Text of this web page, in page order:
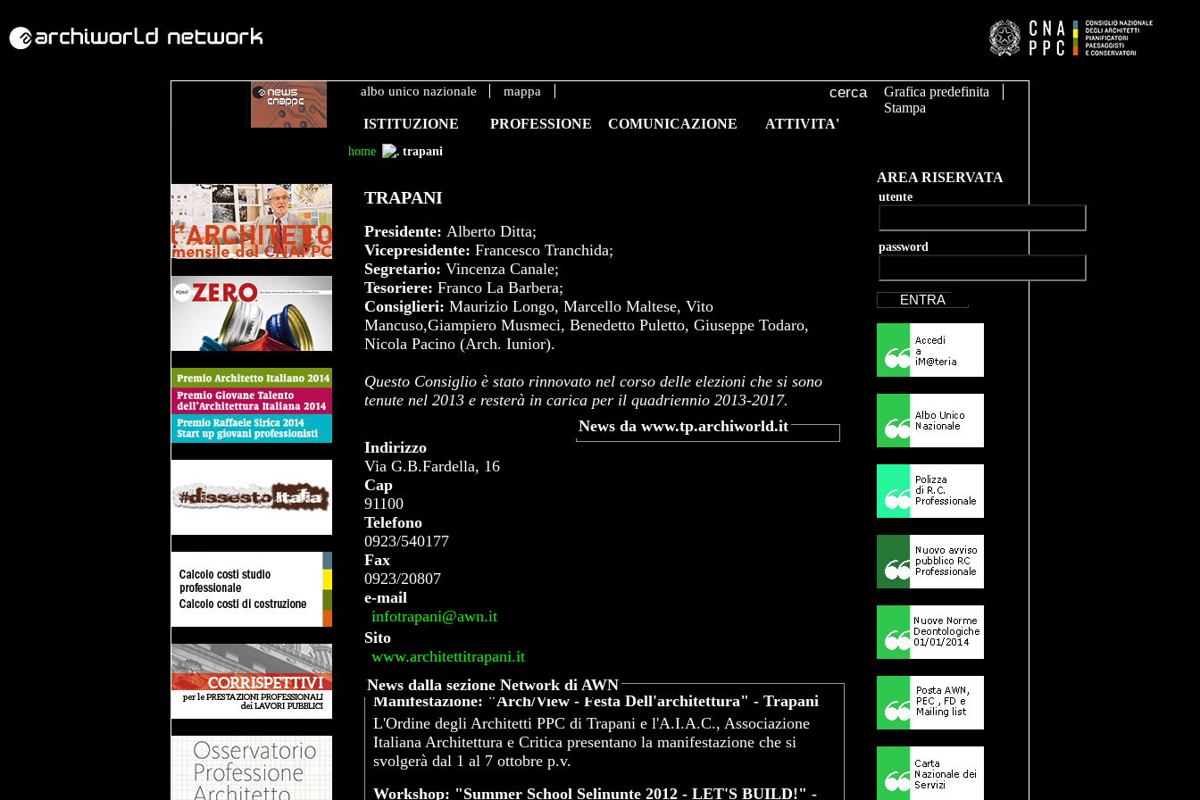
albo unico nazionale mappa
ISTITUZIONE PROFESSIONE COMUNICAZIONE ATTIVITA'
Grafica predefinita
Stampa
home trapani
TRAPANI
Presidente: Alberto Ditta;
Vicepresidente: Francesco Tranchida;
Segretario: Vincenza Canale;
Tesoriere: Franco La Barbera;
Consiglieri: Maurizio Longo, Marcello Maltese, Vito
Mancuso,Giampiero Musmeci, Benedetto Puletto, Giuseppe Todaro,
Nicola Pacino (Arch. Iunior).
Questo Consiglio è stato rinnovato nel corso delle elezioni che si sono
tenute nel 2013 e resterà in carica per il quadriennio 2013-2017.
Indirizzo
Via G.B.Fardella, 16
Cap
91100
Telefono
0923/540177
Fax
0923/20807
e-mail
infotrapani@awn.it
Sito
www.architettitrapani.it
News da www.tp.archiworld.it
News dalla sezione Network di AWN
Manifestazione: "Arch/View - Festa Dell'architettura" - Trapani
L'Ordine degli Architetti PPC di Trapani e l'A.I.A.C., Associazione
Italiana Architettura e Critica presentano la manifestazione che si
svolgerà dal 1 al 7 ottobre p.v.
Workshop: "Summer School Selinunte 2012 - LET'S BUILD!" -
AREA RISERVATA
utente
password